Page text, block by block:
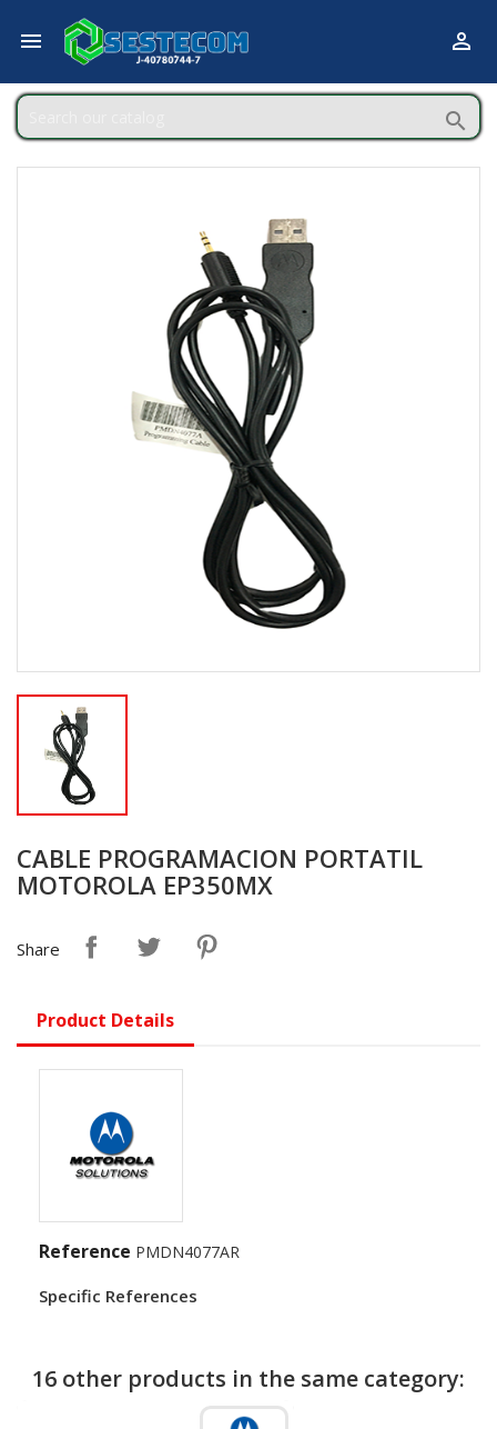
 

CABLE PROGRAMACION PORTATIL
MOTOROLA EP350MX
Share
Product Details
Reference PMDN4077AR
Specific References
16 other products in the same category: